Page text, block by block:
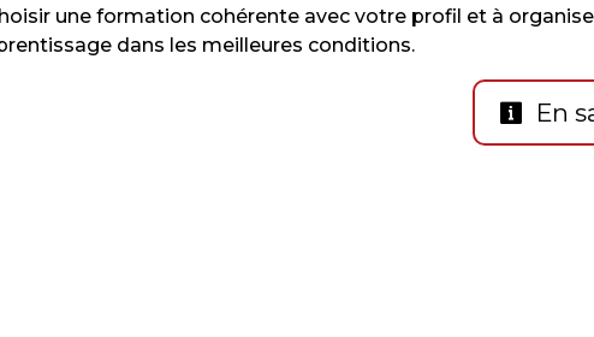
une formation cohérente avec votre profil et à
dans les meilleures conditions.
En